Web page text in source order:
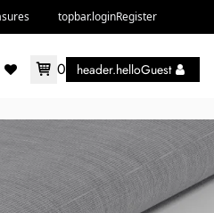
topbar.loginRegister
accountMenu.wishlist
0 header.helloGuest